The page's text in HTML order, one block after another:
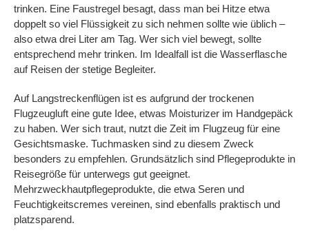
trinken. Eine Faustregel besagt, dass man bei Hitze etwa
doppelt so viel Flüssigkeit zu sich nehmen sollte wie üblich –
also etwa drei Liter am Tag. Wer sich viel bewegt, sollte
entsprechend mehr trinken. Im Idealfall ist die Wasserflasche
auf Reisen der stetige Begleiter.
Auf Langstreckenflügen ist es aufgrund der trockenen
Flugzeugluft eine gute Idee, etwas Moisturizer im Handgepäck
zu haben. Wer sich traut, nutzt die Zeit im Flugzeug für eine
Gesichtsmaske. Tuchmasken sind zu diesem Zweck
besonders zu empfehlen. Grundsätzlich sind Pflegeprodukte in
Reisegröße für unterwegs gut geeignet.
Mehrzweckhautpflegeprodukte, die etwa Seren und
Feuchtigkeitscremes vereinen, sind ebenfalls praktisch und
platzsparend.